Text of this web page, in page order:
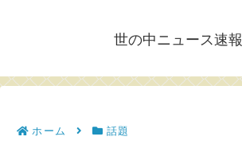
世の中ニュース速報
ホーム 話題